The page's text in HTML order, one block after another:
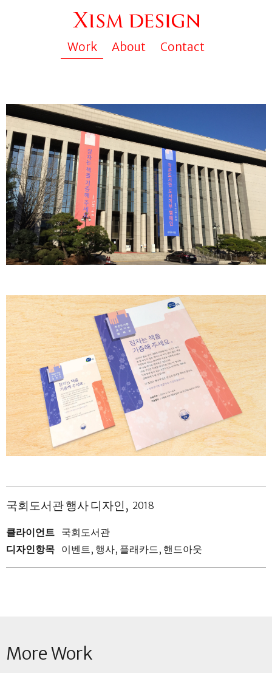
Work About Contact
국회도서관 행사 디자인 2018
클라이언트 국회도서관
디자인항목 이벤트, 행사, 플래카드, 핸드아웃
More Work